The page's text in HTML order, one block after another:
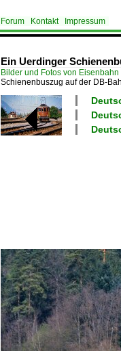
Forum Kontakt Impressum
Ein Uerdinger
Bilder und Fotos von
Schienenbuszug auf der DB-